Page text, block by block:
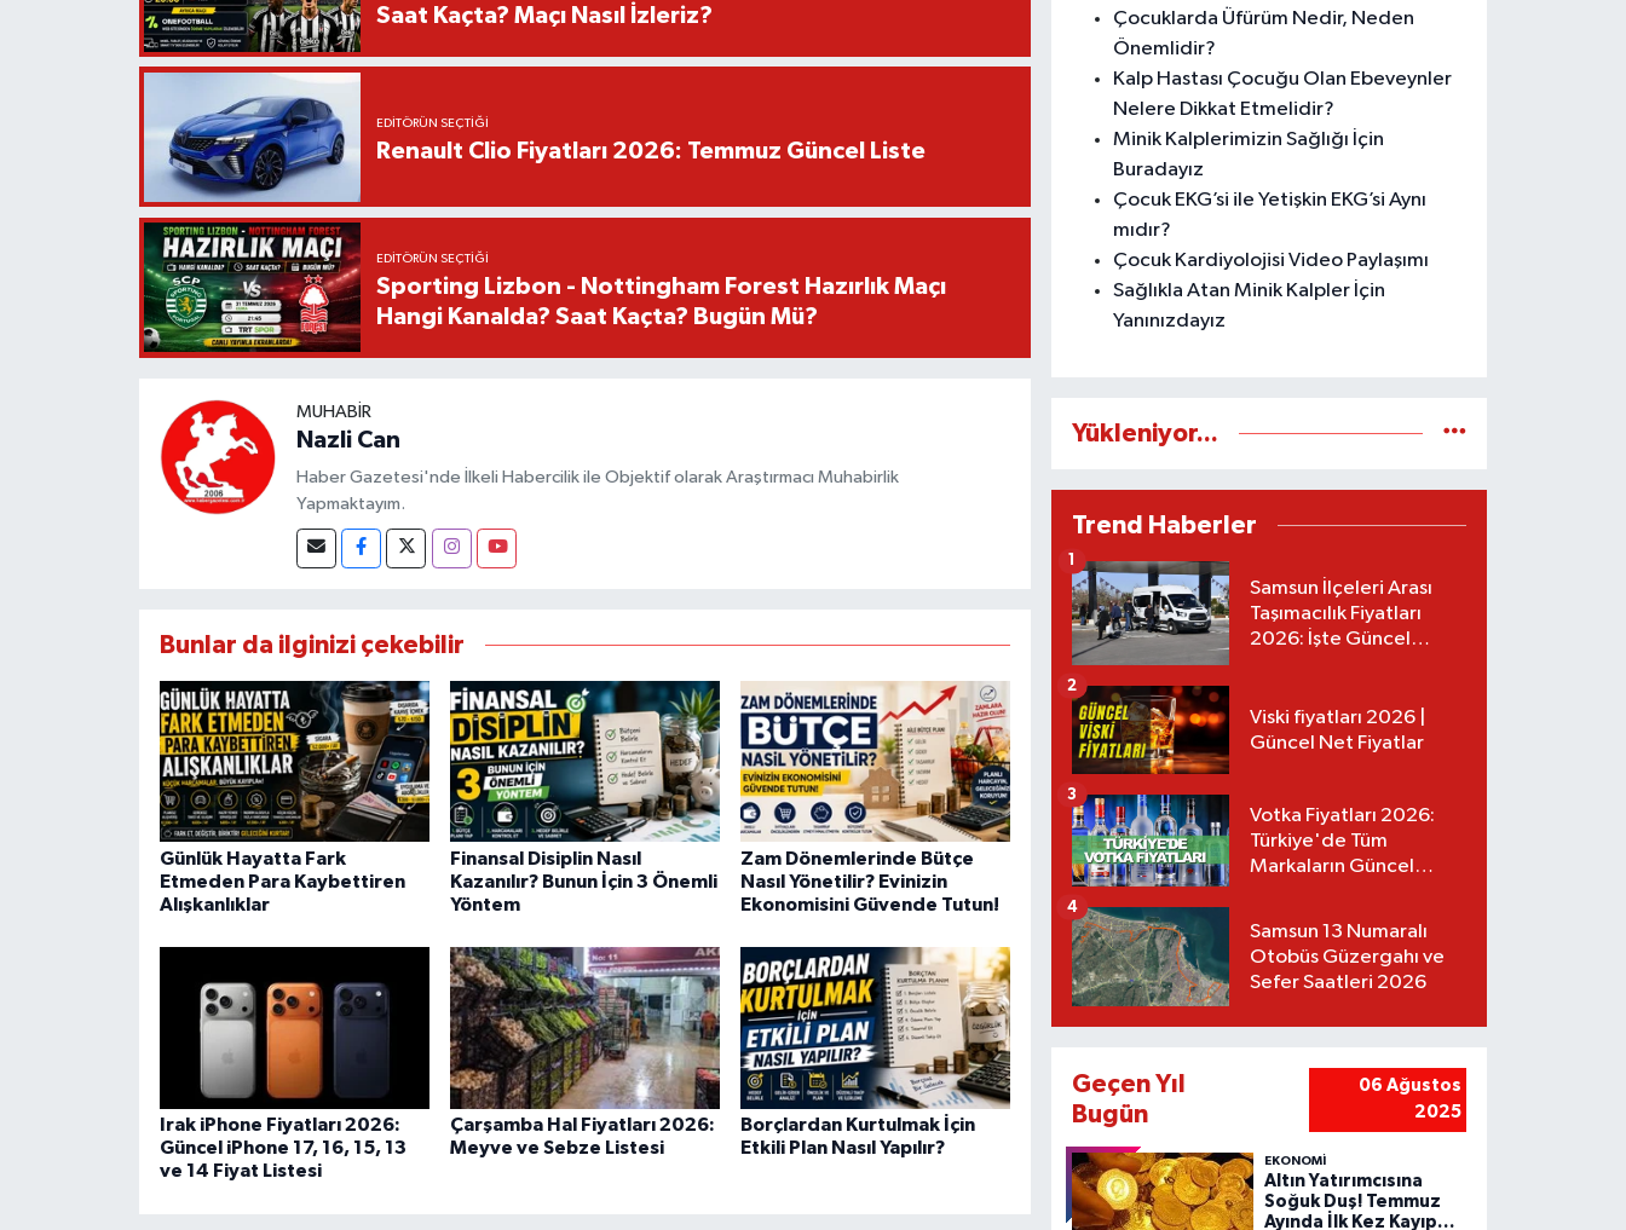
Saat Kaçta? Maçı Nasıl İzleriz?
EDITÖRÜN SEÇTIĞI
Renault Clio Fiyatları 2026: Temmuz Güncel Liste
EDITÖRÜN SEÇTIĞI
Sporting Lizbon - Nottingham Forest Hazırlık Maçı
Hangi Kanalda? Saat Kaçta? Bugün Mü?
MUHABIR
Nazli Can
Haber Gazetesi'nde İlkeli Habercilik ile Objektif olarak Araştırmacı Muhabirlik
Yapmaktayım.
Bunlar da ilginizi çekebilir
Günlük Hayatta Fark
Etmeden Para Kaybettiren
Alışkanlıklar
Finansal Disiplin Nasıl
Kazanılır? Bunun İçin 3 Önemli
Yöntem
Zam Dönemlerinde Bütçe
Nasıl Yönetilir? Evinizin
Ekonomisini Güvende Tutun!
Irak iPhone Fiyatları 2026:
Güncel iPhone 17, 16, 15, 13
ve 14 Fiyat Listesi
Çarşamba Hal Fiyatları 2026:
Meyve ve Sebze Listesi
Borçlardan Kurtulmak İçin
Etkili Plan Nasıl Yapılır?
Çocuklarda Üfürüm Nedir, Neden
Önemlidir?
Kalp Hastası Çocuğu Olan Ebeveynler
Nelere Dikkat Etmelidir?
Minik Kalplerimizin Sağlığı İçin
Buradayız
Çocuk EKG’si ile Yetişkin EKG’si Aynı
mıdır?
Çocuk Kardiyolojisi Video Paylaşımı
Sağlıkla Atan Minik Kalpler İçin
Yanınızdayız
Yükleniyor...
Trend Haberler
Samsun İlçeleri Arası
Taşımacılık Fiyatları
2026: İşte Güncel
1
Viski fiyatları 2026 |
Güncel Net Fiyatlar
2
Votka Fiyatları 2026:
Türkiye'de Tüm
Markaların Güncel
3
Samsun 13 Numaralı
Otobüs Güzergahı ve
Sefer Saatleri 2026
4
Geçen Yıl
Bugün
06 Ağustos
2025
EKONOMİ
Altın Yatırımcısına
Soğuk Duş! Temmuz
Ayında İlk Kez Kayıp